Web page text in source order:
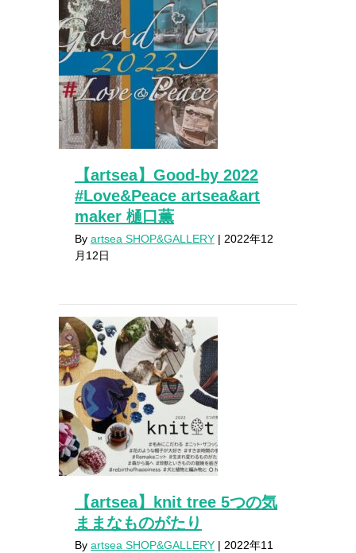
【artsea】Good-by 2022
#Love&Peace artsea&art
maker 樋口薫
By artsea SHOP&GALLERY | 2022年12
月12日
【artsea】knit tree 5つの気
ままなものがたり
By artsea SHOP&GALLERY | 2022年11